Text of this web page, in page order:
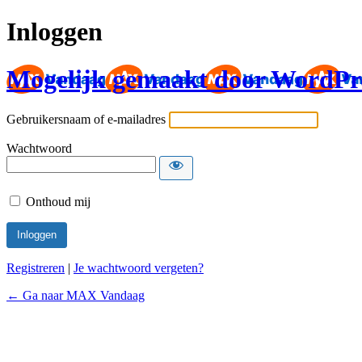
Inloggen
Mogelijk gemaakt door
Gebruikersnaam of e-mailadres
Wachtwoord
Onthoud mij
Registreren | Je wachtwoord vergeten?
← Ga naar MAX Vandaag